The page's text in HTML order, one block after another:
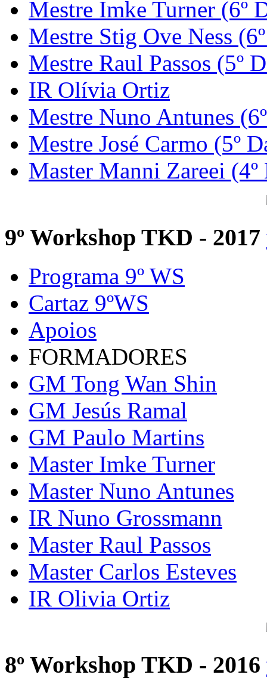
Mestre Imke Turner (6º
Mestre Stig Ove Ness
Mestre Raul Passos (5º
IR Olívia Ortiz
Mestre Nuno Antunes
Mestre José Carmo (5º
Master Manni Zareei (4º
9º Workshop TKD - 2017
Programa 9º WS
Cartaz 9ºWS
Apoios
FORMADORES
GM Tong Wan Shin
GM Jesús Ramal
GM Paulo Martins
Master Imke Turner
Master Nuno Antunes
IR Nuno Grossmann
Master Raul Passos
Master Carlos Esteves
IR Olivia Ortiz
8º Workshop TKD - 2016